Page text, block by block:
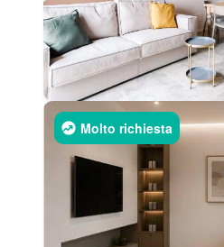
Molto richiesta